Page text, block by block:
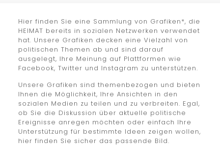
Hier finden Sie eine Sammlung von Grafiken*, die
HEIMAT bereits in sozialen Netzwerken verwendet
hat. Unsere Grafiken decken eine Vielzahl von
politischen Themen ab und sind darauf
ausgelegt, Ihre Meinung auf Plattformen wie
Facebook, Twitter und Instagram zu unterstützen.
Unsere Grafiken sind themenbezogen und bieten
Ihnen die Möglichkeit, Ihre Ansichten in den
sozialen Medien zu teilen und zu verbreiten. Egal,
ob Sie die Diskussion über aktuelle politische
Ereignisse anregen möchten oder einfach Ihre
Unterstützung für bestimmte Ideen zeigen wollen,
hier finden Sie sicher das passende Bild.